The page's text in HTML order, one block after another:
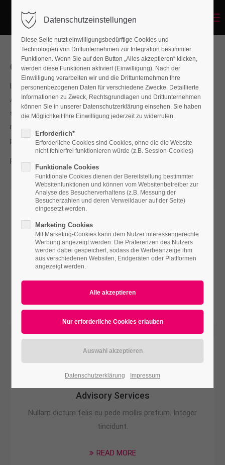
Our Services
Lorem ipsum dolor sit amet, consectetuer adipiscing elit.
Aenean commodo ligula eget dolor. Aenean massa. Cum
sociis natoque penatibus et magnis dis parturient montes,
nascetur ridiculus mus. Donec quam felis, ultricies nec,
pellentesque.
For questions send us an e-mail to
Digitisation
Nullam dictum felis eu pede mollis pretium. Integer
READ MORE
Advisory Services
Nullam dictum felis eu pede mollis pretium. Integer
tincidunt.
READ MORE
Datenschutzeinstellungen
Diese Seite nutzt einwilligungsbedürftige Cookies und
Technologien von Drittunternehmen zur Integration bestimmter
Funktionen. Wenn Sie auf den Button „Alles akzeptieren“ klicken,
werden diese Funktionen aktiviert (Einwilligung). Nach der
Einwilligung verarbeiten wir und die Drittunternehmen Ihre
personenbezogenen Daten für verschiedene Zwecke. Detaillierte
Informationen zu Zweck, Rechtsgrundlagen und Drittunternehmen
können Sie in unserer Datenschutzerklärung einsehen. Sie haben
die Möglichkeit Ihre Einwilligung jederzeit zu widerrufen.
Erforderlich*
Erforderliche Cookies sind Cookies, ohne die die Website
nicht fehlerfrei funktionieren würde (z.B. Session-Cookies)
Funktionale Cookies
Funktionale Cookies dienen der Bereitstellung bestimmter
Websitenfunktionen und können vom Websitenbetreiber zur
Analyse des Besucherverhaltens (z.B. Messung der
Besucherzahlen und deren Verweildauer auf der Seite)
eingesetzt werden.
Marketing Cookies
Mit Marketing-Cookies kann dem Nutzer interessengerechte
Werbung angezeigt werden. Die Präferenzen des Nutzers
werden dabei gespeichert, sodass die Werbeanzeige ihm
aus verschiedenen Websiten, Endgeräten oder Plattformen
angezeigt werden.
Datenschutzerklärung Impressum